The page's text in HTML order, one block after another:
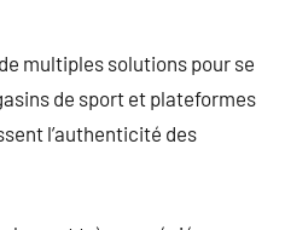
multiples solutions pour se
de sport et plateformes
l’authenticité des